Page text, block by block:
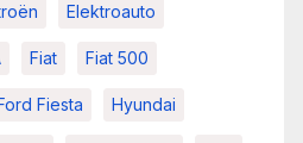
Elektroauto
Fiat Fiat 500
Fiesta Hyundai